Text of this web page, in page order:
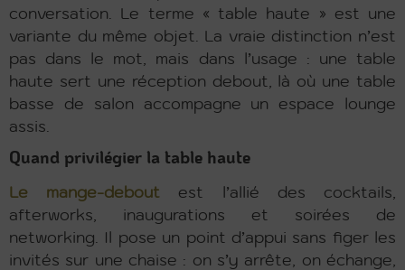
conversation. Le terme « table haute » est une
variante du même objet. La vraie distinction n’est
pas dans le mot, mais dans l’usage : une table
haute sert une réception debout, là où une table
basse de salon accompagne un espace lounge
assis.
Quand privilégier la table haute
Le mange-debout est l’allié des cocktails,
afterworks, inaugurations et soirées de
networking. Il pose un point d’appui sans figer les
invités sur une chaise : on s’y arrête, on échange,